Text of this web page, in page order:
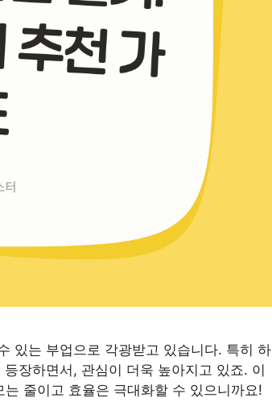
있는 부업으로 각광받고 있습니다. 특히 하
장하면서, 관심이 더욱 높아지고 있죠. 이
는 줄이고 효율은 극대화할 수 있으니까요!